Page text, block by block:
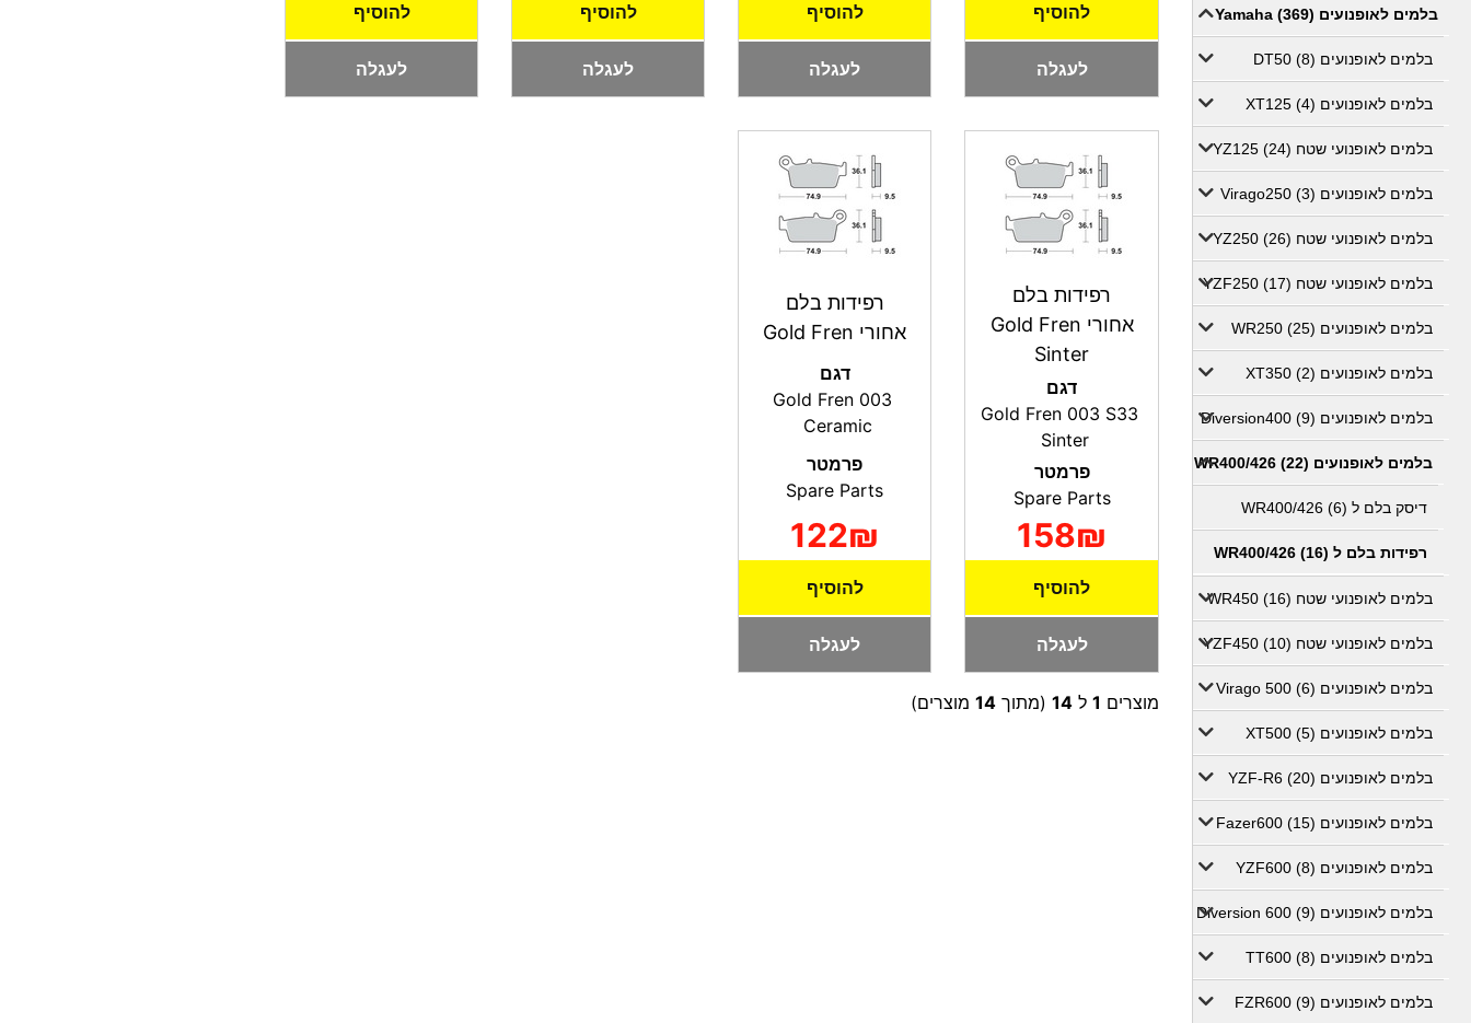
בלמים לאופנועים Yamaha (369)
בלמים לאופנועים DT50 (8)
בלמים לאופנועים XT125 (4)
בלמים לאופנועי שטח YZ125 (24)
בלמים לאופנועים Virago250 (3)
בלמים לאופנועי שטח YZ250 (26)
בלמים לאופנועי שטח YZF250 (17)
בלמים לאופנועים WR250 (25)
בלמים לאופנועים XT350 (2)
בלמים לאופנועים Diversion400 (9)
בלמים לאופנועים WR400/426 (22)
דיסק בלם ל WR400/426 (6)
רפידות בלם ל WR400/426 (16)
בלמים לאופנועי שטח WR450 (16)
בלמים לאופנועי שטח YZF450 (10)
בלמים לאופנועים Virago 500 (6)
בלמים לאופנועים XT500 (5)
בלמים לאופנועים YZF-R6 (20)
בלמים לאופנועים Fazer600 (15)
בלמים לאופנועים YZF600 (8)
בלמים לאופנועים Diversion 600 (9)
בלמים לאופנועים TT600 (8)
בלמים לאופנועים FZR600 (9)
להוסיף
לעגלה
להוסיף
לעגלה
להוסיף
לעגלה
להוסיף
לעגלה
רפידות בלם
אחורי Gold Fren
Sinter
דגם
Gold Fren 003 S33
Sinter
פרמטר
Spare Parts
158₪
להוסיף
לעגלה
רפידות בלם
אחורי Gold Fren
דגם
Gold Fren 003
Ceramic
פרמטר
122₪
להוסיף
לעגלה
מוצרים 1 ל14 (מתוך14 מוצרים)